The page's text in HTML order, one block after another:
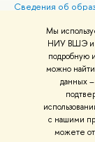
Мы
НИУ ВШЭ и
подробную
можно найти
данных –
с нашими
можете
Сведения об
Людям с
Единая платежная
Работа в Вышке
© НИУ ВШЭ
материалов
Шрифты HSE Sans